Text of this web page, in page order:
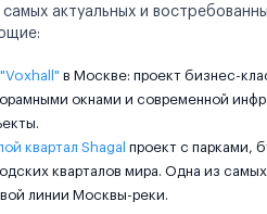
актуальных и
в Москве: проект бизнес-
окнами и современной
квартал Shagal проект с парками,
кварталов мира. Одна из
линии Москвы-реки.